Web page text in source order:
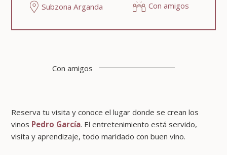
Subzona Arganda
Con amigos
Con amigos
Reserva tu visita y conoce el lugar donde se crean los
vinos Pedro García. El entretenimiento está servido,
visita y aprendizaje, todo maridado con buen vino.